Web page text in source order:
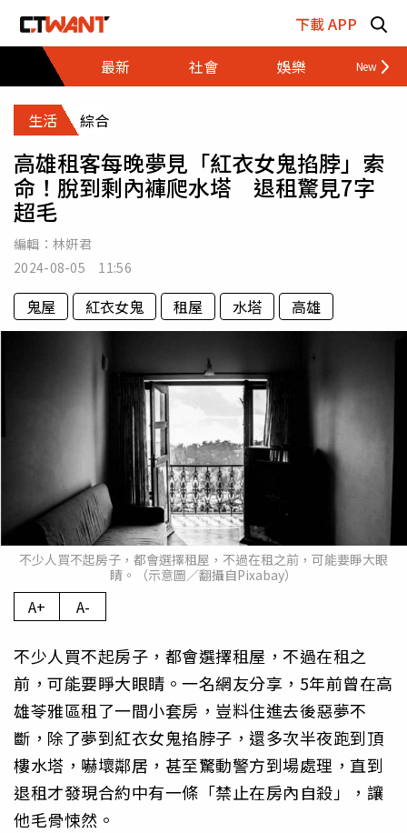
下載 APP
最新
社會 娛樂 財經
生活 綜合
高雄租客每晚夢見「紅衣女鬼掐脖」索
命！脫到剩內褲爬水塔 退租驚見7字
超毛
編輯： 林姸君
2024-08-05 11:56
鬼屋 紅衣女鬼 租屋 水塔 高雄
不少人買不起房子，都會選擇租屋，不過在租之前，可能要睜大眼
睛。（示意圖／翻攝自Pixabay）
A+ A-
不少人買不起房子，都會選擇租屋，不過在租之
前，可能要睜大眼睛。一名網友分享，5年前曾在高
雄苓雅區租了一間小套房，豈料住進去後惡夢不
斷，除了夢到紅衣女鬼掐脖子，還多次半夜跑到頂
樓水塔，嚇壞鄰居，甚至驚動警方到場處理，直到
退租才發現合約中有一條「禁止在房內自殺」，讓
他毛骨悚然。